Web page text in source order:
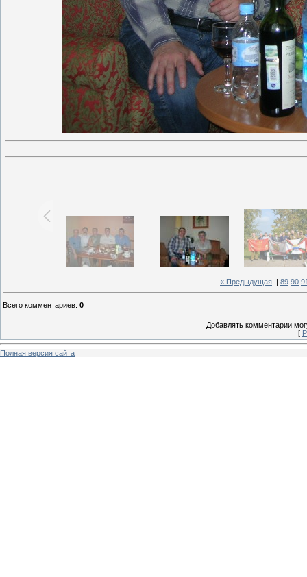
« Предыдущая 89 90
Всего комментариев: 0
Добавлять комментарии
[
Полная версия сайта